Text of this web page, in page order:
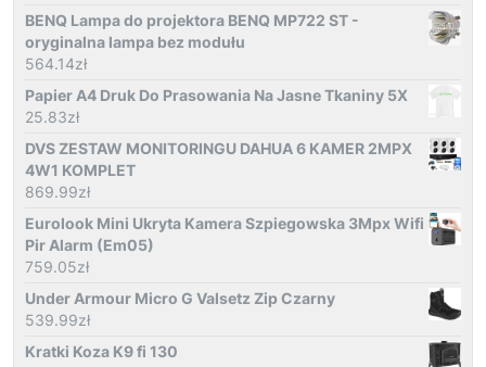
BENQ Lampa do projektora BENQ MP722 ST -
oryginalna lampa bez modułu
564.14zł
Papier A4 Druk Do Prasowania Na Jasne Tkaniny 5X
25.83zł
DVS ZESTAW MONITORINGU DAHUA 6 KAMER 2MPX
4W1 KOMPLET
869.99zł
Eurolook Mini Ukryta Kamera Szpiegowska 3Mpx Wifi
Pir Alarm (Em05)
759.05zł
Under Armour Micro G Valsetz Zip Czarny
539.99zł
Kratki Koza K9 fi 130